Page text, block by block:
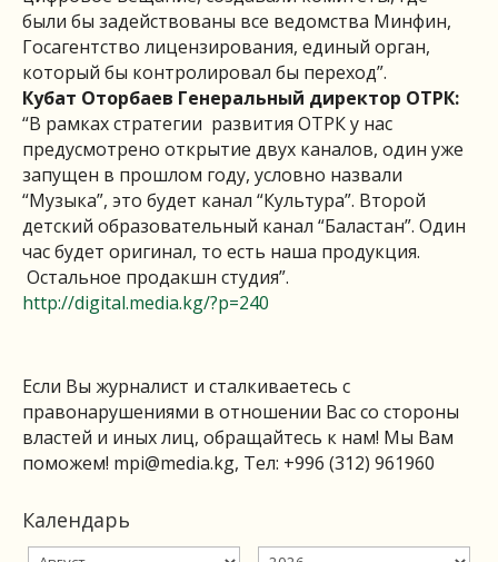
были бы задействованы все ведомства Минфин,
Госагентство лицензирования, единый орган,
который бы контролировал бы переход”.
Кубат Оторбаев Генеральный директор ОТРК:
“В рамках стратегии развития ОТРК у нас
предусмотрено открытие двух каналов, один уже
запущен в прошлом году, условно назвали
“Музыка”, это будет канал “Культура”. Второй
детский образовательный канал “Баластан”. Один
час будет оригинал, то есть наша продукция.
Остальное продакшн студия”.
http://digital.media.kg/?p=240
Если Вы журналист и сталкиваетесь с
правонарушениями в отношении Вас со стороны
властей и иных лиц, обращайтесь к нам! Мы Вам
поможем! mpi@media.kg, Тел: +996 (312) 961960
Календарь